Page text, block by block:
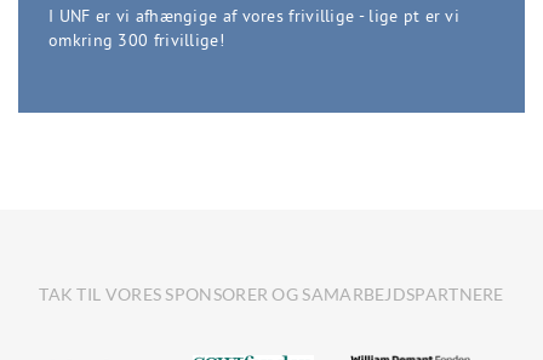
I UNF er vi afhængige af vores frivillige - lige pt er vi
omkring 300 frivillige!
TAK TIL VORES SPONSORER OG SAMARBEJDSPARTNERE